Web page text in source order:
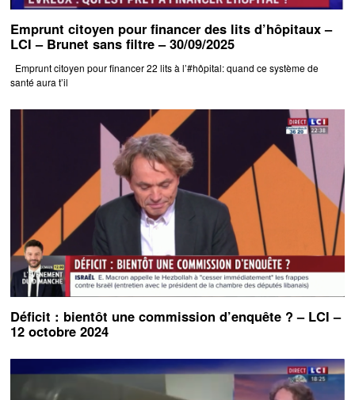
Emprunt citoyen pour financer des lits d’hôpitaux –
LCI – Brunet sans filtre – 30/09/2025
Emprunt citoyen pour financer 22 lits à l’#hôpital: quand ce système de
santé aura t’il
Déficit : bientôt une commission d’enquête ? – LCI –
12 octobre 2024